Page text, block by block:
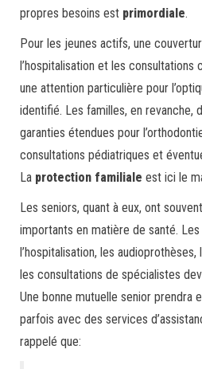
propres besoins est primordiale.
Pour les jeunes actifs, une
l’hospitalisation et les
une attention particulière pour
identifié. Les familles, en revanche,
garanties étendues pour
consultations pédiatriques et
La protection familiale est ici le
Les seniors, quant à eux, ont
importants en matière de santé.
l’hospitalisation, les
les consultations de spécialistes
Une bonne mutuelle senior
parfois avec des services
rappelé que: